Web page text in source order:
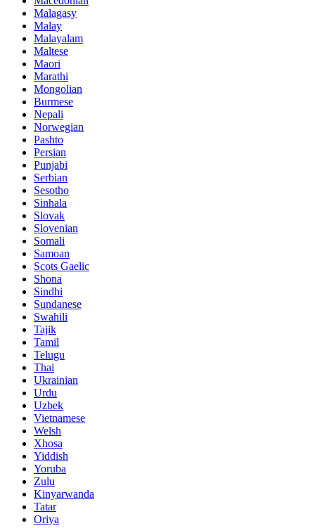
Malagasy
Malay
Malayalam
Maltese
Maori
Marathi
Mongolian
Burmese
Nepali
Norwegian
Pashto
Persian
Punjabi
Serbian
Sesotho
Sinhala
Slovak
Slovenian
Somali
Samoan
Scots Gaelic
Shona
Sindhi
Sundanese
Swahili
Tajik
Tamil
Telugu
Thai
Ukrainian
Urdu
Uzbek
Vietnamese
Welsh
Xhosa
Yiddish
Yoruba
Zulu
Kinyarwanda
Tatar
Oriya